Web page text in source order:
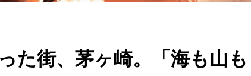
た街、茅ヶ崎。「海も山も